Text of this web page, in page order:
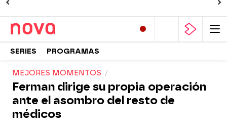
SERIES PROGRAMAS
MEJORES MOMENTOS
Ferman dirige su propia operación
ante el asombro del resto de
médicos